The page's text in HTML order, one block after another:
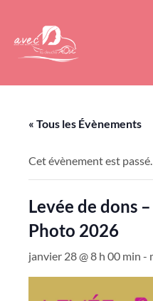
« Tous les Évènements
Cet évènement est passé.
Levée de dons
Photo 2026
janvier 28 @ 8 h 00 min -